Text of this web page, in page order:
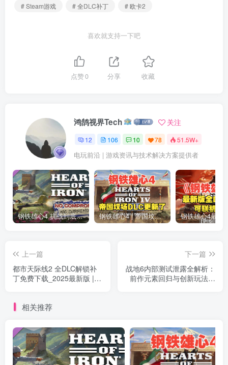
# Steam游戏
# 全DLC补丁 # 欧卡2
喜欢就支持一下吧
点赞0 分享 收藏
鸿鹄视界Tech 关注
12 106 10 78 51.5W+
电玩前沿 | 游戏资讯与技术解决方案提供者
钢铁雄心4 抗战到底全DLC解锁补丁免费分享 1.17最新版2025 钢铁雄心4 | 帝国坟场全DLC解锁补丁免费下载_1.16最新版2025
上一篇
都市天际线2 全DLC解锁补
丁免费下载_2025最新版 |
下一篇
战地6内部测试泄露全解析：
前作元素回归与创新玩法深
相关推荐